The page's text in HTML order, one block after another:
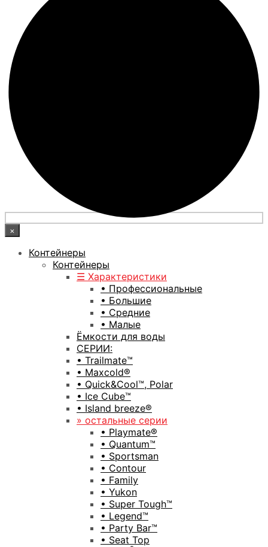
×
Контейнеры
Контейнеры
☰ Характеристики
• Профессиональные
• Большие
• Средние
• Малые
Ёмкости для воды
СЕРИИ:
• Trailmate™
• Maxcold®
• Quick&Cool™, Polar
• Ice Cube™
• Island breeze®
» остальные серии
• Playmate®
• Quantum™
• Sportsman
• Contour
• Family
• Yukon
• Super Tough™
• Legend™
• Party Bar™
• Seat Top